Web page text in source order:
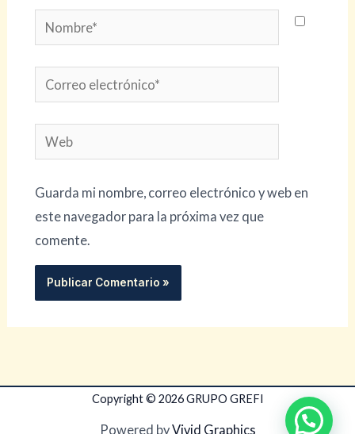
Nombre*
Correo
electrónico*
Web
Guarda mi nombre, correo electrónico y web en
este navegador para la próxima vez que
comente.
Copyright © 2026 GRUPO GREFI
Powered byVivid Graphics